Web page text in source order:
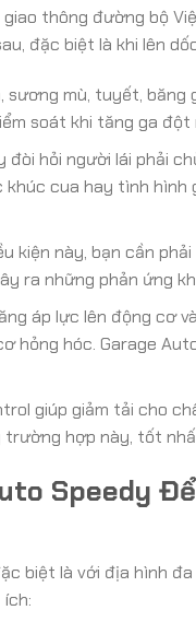
thông đường bộ
đặc biệt là khi lên
sương mù, tuyết, băng
soát khi tăng ga
đòi hỏi người lái phải
cua hay tình
kiện này, bạn cần
ra những phản ứng
áp lực lên động cơ
hóc. Garage
giúp giảm tải cho
hợp này, tốt
Speedy
biệt là với địa hình